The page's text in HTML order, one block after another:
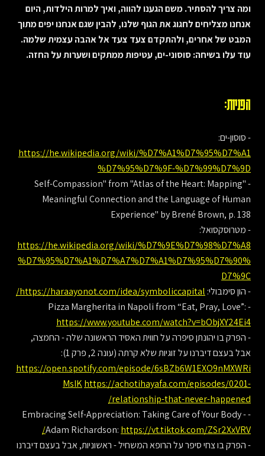
ומה צריך להסתיר. משם הגענו להווה, ואיך למרות הילדות, היום
אנחנו מצליחים לחגוג את הגוף שלנו, להבין שגם אנחנו יפים מתוך
המבט של אחרים, ולהתקדם צעד צעד אל אהבה עצמית שלמה.
עוד עלו בשיחה: סוסוני-ים, עטיפות ממתקים ושערות על החזה.
הפניות:
- סוסון-ים:
https://he.wikipedia.org/wiki/%D7%A1%D7%95%D7%A1
%D7%95%D7%9F-%D7%99%D7%9D
- "Self-Compassion" from "Atlas of the Heart: Mapping
Meaningful Connection and the Language of Human
Experience" by Brené Brown, p. 138
- מטרוסקסואל:
https://he.wikipedia.org/wiki/%D7%9E%D7%98%D7%A8
%D7%95%D7%A1%D7%A7%D7%A1%D7%95%D7%90%
D7%9C
- הון סימבולי: https://haraayonot.com/idea/symboliccapital/
- Pizza Margherita in Napoli from “Eat, Pray, Love”:
https://www.youtube.com/watch?v=bObjXY24Ei4
- הפרק בו יהונתן סיפרה על חווית האסיד הראשונה שלה - החמצה,
אבל בעצם דיברנו על זוגיות שלא קרתה (עונה 2, פרק 1):
https://open.spotify.com/episode/6sBZb6W1EXO9nMXWRi
MsIKhttps://achotihayafa.com/episodes/0201-
relationship-that-never-happened/
- Embracing Self-Appreciation: Taking Care of Your Body -
Adam Richardson: https://vt.tiktok.com/ZSr2XxVRV/
- הפרק בו צחי סיפר על הרופא המשחיל - ראשוניות, אבל בעצם דיברנו